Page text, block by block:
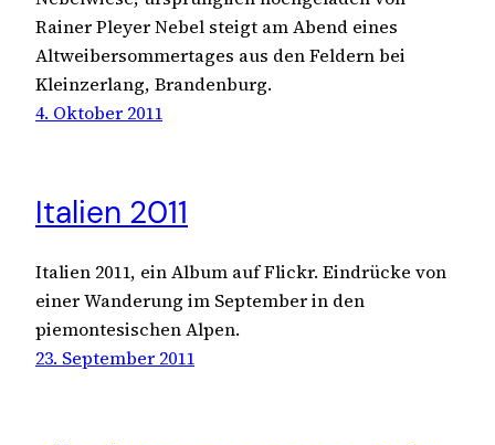
Rainer Pleyer Nebel steigt am Abend eines
Altweibersommertages aus den Feldern bei
Kleinzerlang, Brandenburg.
4. Oktober 2011
Italien 2011
Italien 2011, ein Album auf Flickr. Eindrücke von
einer Wanderung im September in den
piemontesischen Alpen.
23. September 2011